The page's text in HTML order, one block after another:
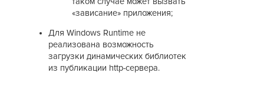
«зависание» приложения;
Для Windows Runtime не
реализована возможность
загрузки динамических библиотек
из публикации http-сервера.